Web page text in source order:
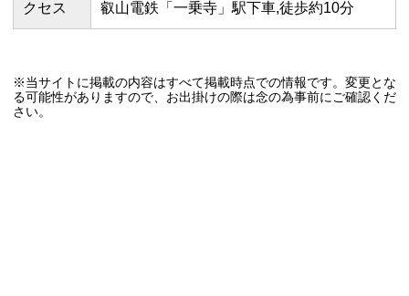
クセス
叡山電鉄「一乗寺」駅下車,徒歩約10分
※当サイトに掲載の内容はすべて掲載時点での情報です。変更とな
る可能性がありますので、お出掛けの際は念の為事前にご確認くだ
さい。